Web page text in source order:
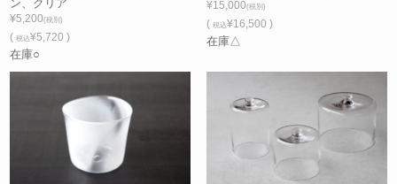
ン、クリア
¥5,200(税別)
(税込¥5,720 )
在庫○
¥15,000(税別)
( 税込¥16,500 )
在庫△